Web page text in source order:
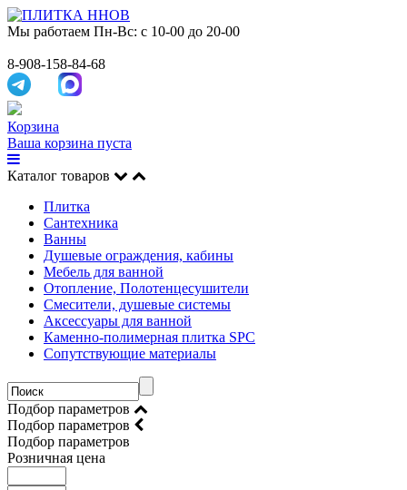
Мы работаем Пн-Вс: с 10-00 до 20-00
8-908-158-84-68
Корзина
Ваша корзина пуста
Каталог товаров
Плитка
Сантехника
Ванны
Душевые ограждения, кабины
Мебель для ванной
Отопление, Полотенцесушители
Смесители, душевые системы
Аксессуары для ванной
Каменно-полимерная плитка SPC
Сопутствующие материалы
Подбор параметров
Подбор параметров
Подбор параметров
Розничная цена